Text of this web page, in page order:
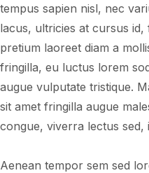
tempus sapien nisl, nec
lacus, ultricies at cursus
pretium laoreet diam a
fringilla, eu luctus lorem
augue vulputate tristique.
sit amet fringilla augue
congue, viverra lectus sed,
Aenean tempor sem sed